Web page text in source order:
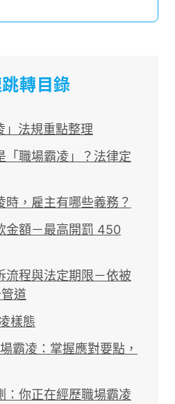
轉目錄
法規重點整理
「職場霸凌」？法律定
時，雇主有哪些義務？
金額－最高開罰 450
流程與法定期限－依被
道
樣態
霸凌：掌握應對要點，
：你正在經歷職場霸凌